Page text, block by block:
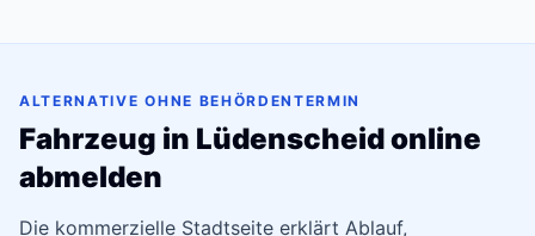
ALTERNATIVE OHNE BEHÖRDENTERMIN
Fahrzeug in Lüdenscheid online
abmelden
Die kommerzielle Stadtseite erklärt Ablauf,